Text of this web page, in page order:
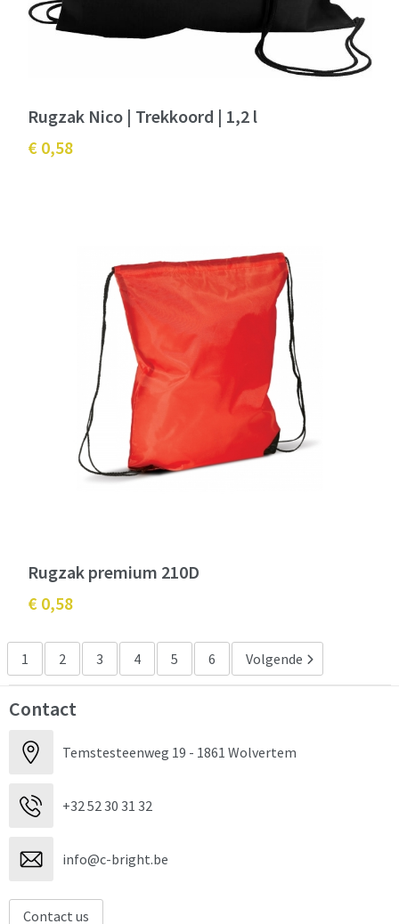
Rugzak Nico | Trekkoord | 1,2 l
€ 0,58
Rugzak premium 210D
€ 0,58
1 2 3 4 5 6 Volgende
Contact
Temstesteenweg 19 - 1861 Wolvertem
+32 52 30 31 32
info@c-bright.be
Contact us